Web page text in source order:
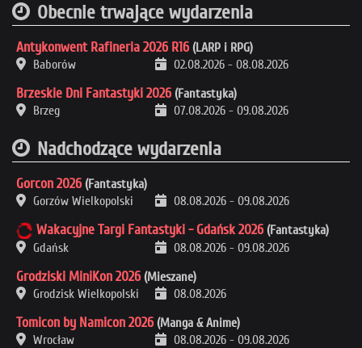
Obecnie trwające wydarzenia
Antykonwent Rafineria 2026 R16 (LARP i RPG)
Baborów
02.08.2026 - 08.08.2026
Brzeskie Dni Fantastyki 2026 (Fantastyka)
Brzeg
07.08.2026 - 09.08.2026
Nadchodzące wydarzenia
Gorcon 2026 (Fantastyka)
Gorzów Wielkopolski
08.08.2026 - 09.08.2026
Wakacyjne Targi Fantastyki - Gdańsk 2026 (Fantastyka)
Gdańsk
08.08.2026 - 09.08.2026
Grodziski MiniKon 2026 (Mieszane)
Grodzisk Wielkopolski
08.08.2026
Tomicon by Namicon 2026 (Manga & Anime)
Wrocław
08.08.2026 - 09.08.2026